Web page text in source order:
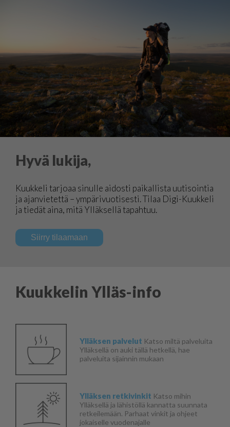
Hyvä lukija,
Kuukkeli tarjoaa sinulle aidosti paikallista uutisointia
ja ajanvietettä – ympärivuotisesti. Tilaa Digi-Kuukkeli
ja tiedät aina, mitä Ylläksellä tapahtuu.
Siirry tilaamaan
Kuukkelin Ylläs-info
Ylläksen palvelut Katso miltä palveluita
Ylläksellä on auki tällä hetkellä, hae
palveluita sijainnin mukaan
Ylläksen retkivinkit Katso mihin
Ylläksellä ja lähistöllä kannatta suunnata
retkeilemään. Parhaat vinkit ja ohjeet
jokaiselle vuodenajalle